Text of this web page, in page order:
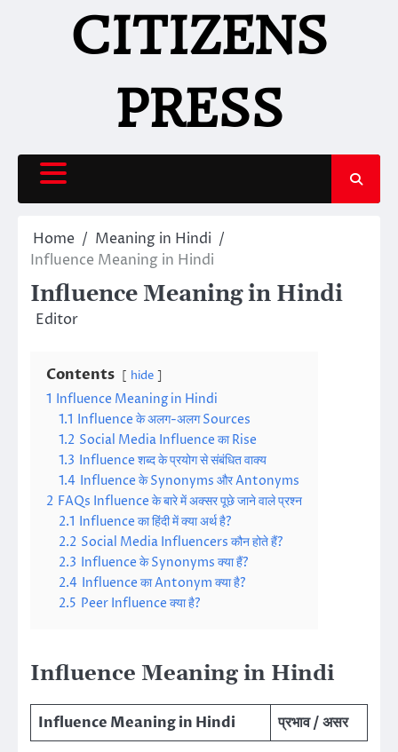
CITIZENS
PRESS
Home
Meaning in Hindi
Influence Meaning in Hindi
Influence Meaning in Hindi
Editor
Contents hide
1 Influence Meaning in Hindi
1.1 Influence के अलग-अलग Sources
1.2 Social Media Influence का Rise
1.3 Influence शब्द के प्रयोग से संबंधित वाक्य
1.4 Influence के Synonyms और Antonyms
2 FAQs Influence के बारे में अक्सर पूछे जाने वाले प्रश्न
2.1 Influence का हिंदी में क्या अर्थ है?
2.2 Social Media Influencers कौन होते हैं?
2.3 Influence के Synonyms क्या हैं?
2.4 Influence का Antonym क्या है?
2.5 Peer Influence क्या है?
Influence Meaning in Hindi
Influence Meaning in Hindi प्रभाव / असर